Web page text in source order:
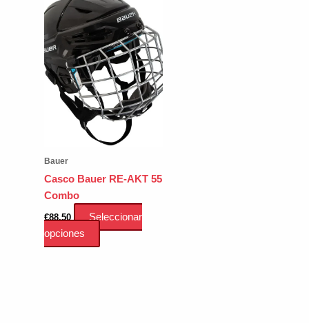
Bauer
Casco Bauer RE-AKT 55
Combo
€88.50
Seleccionar
opciones
Este
producto